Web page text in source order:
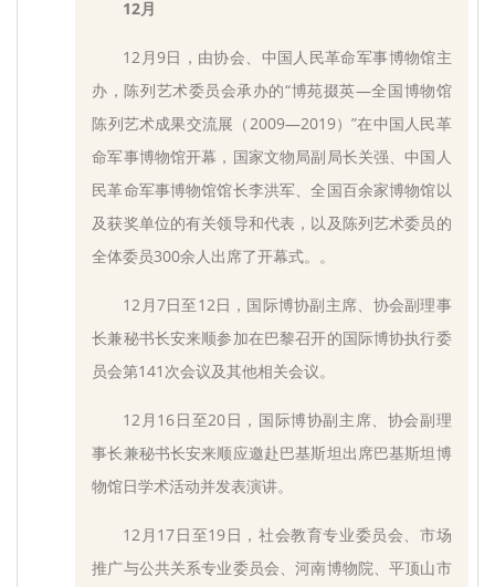
12月
12月9日，由协会、中国人民革命军事博物馆主
办，陈列艺术委员会承办的“博苑掇英—全国博物馆
陈列艺术成果交流展（2009—2019）”在中国人民革
命军事博物馆开幕，国家文物局副局长关强、中国人
民革命军事博物馆馆长李洪军、全国百余家博物馆以
及获奖单位的有关领导和代表，以及陈列艺术委员的
全体委员300余人出席了开幕式。。
12月7日至12日，国际博协副主席、协会副理事
长兼秘书长安来顺参加在巴黎召开的国际博协执行委
员会第141次会议及其他相关会议。
12月16日至20日，国际博协副主席、协会副理
事长兼秘书长安来顺应邀赴巴基斯坦出席巴基斯坦博
物馆日学术活动并发表演讲。
12月17日至19日，社会教育专业委员会、市场
推广与公共关系专业委员会、河南博物院、平顶山市